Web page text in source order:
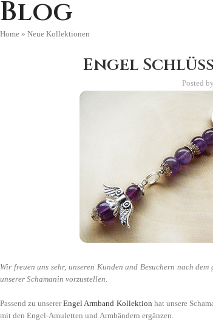
Blog
Home » Neue Kollektionen
Engel
Posted by
Wir freuen uns sehr, unseren Kunden und Besuchern nach
unserer Schamanin vorzustellen.
Passend zu unsererEngel Armband Kollektion hat unsere
mit den Engel-Amuletten und Armbändern ergänzen.